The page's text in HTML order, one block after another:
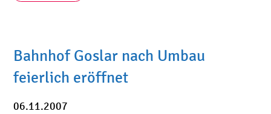
Bahnhof Goslar nach Umbau
feierlich eröffnet
06.11.2007